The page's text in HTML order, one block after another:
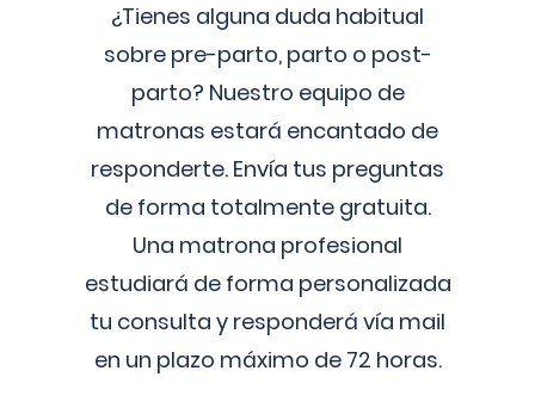
¿Tienes alguna duda habitual
sobre pre-parto, parto o post-
parto? Nuestro equipo de
matronas estará encantado de
responderte. Envía tus preguntas
de forma totalmente gratuita.
Una matrona profesional
estudiará de forma personalizada
tu consulta y responderá vía mail
en un plazo máximo de 72 horas.